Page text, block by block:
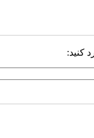
کنید: